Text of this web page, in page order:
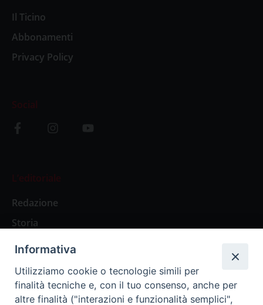
Il Ticino
Abbonamenti
Privacy Policy
Social
L’editoriale
Redazione
Storia
Abbonamenti
Abbonamento Annuale Digitale
Informativa
Utilizziamo cookie o tecnologie simili per
finalità tecniche e, con il tuo consenso, anche per
altre finalità ("interazioni e funzionalità semplici",